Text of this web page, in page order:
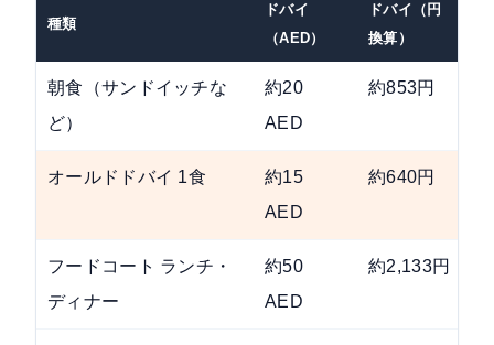
種類
ドバイ
（AED）
ドバイ（円
換算）
朝食（サンドイッチな
ど）
約20
AED
約853円
オールドドバイ 1食
約15
AED
約640円
フードコート ランチ・
ディナー
約50
AED
約2,133円